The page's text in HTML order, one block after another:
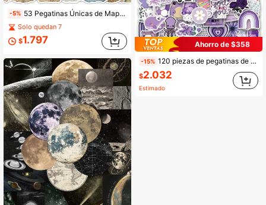
-5% 53 Pegatinas Únicas de Mapa del Mundo Vintage con Estilo Graffiti por Paquete, Pegatinas Decorativas Adecuadas para Equipaje, Portátil, Refrigerador, Funda de Teléfono, Botella de Agua, Casco, Coche y Cualquier Otro Lugar, ¡Muestra tu Gusto y Personalidad! Regalo Perfecto para Fiestas y Vacaciones
Solo quedan 7
$1.797 Ahorro de $358
-15% 120 piezas de pegatinas de vinilo moradas para álbum de recortes, diario, portátil, parachoques, patineta, botellas de agua, computadora, teléfono, dibujos animados, casco de , pegatinas para coche, útiles escolares
$2.032
Estimado